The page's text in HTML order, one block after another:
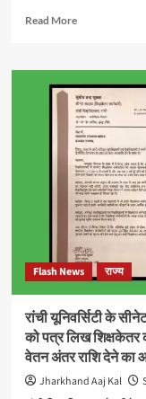
Read MoreRead
Nagaur
News
(नागौर
न्यूज)
भारत
के
ग्रामीण
इलाकों
की
कहानियाँ,
समस्या
व
मुद्दे
वाला
समाचार
चैनल
है
Flash News राज्य
रांची यूनिवर्सिटी के
को पत्र लिख शिक्षकेतर
वेतन अंतर राशि देने का
Jharkhand Aaj Kal